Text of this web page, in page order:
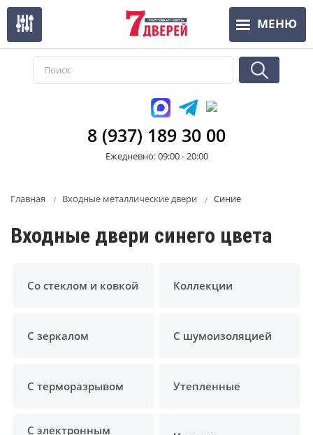
Перейти
основному
содержанию
МЕНЮ
8 (937) 189 30 00
Ежедневно: 09:00 - 20:00
Главная Входные металлические двери Синие
Входные двери синего цвета
Со стеклом и ковкой Коллекции
С зеркалом С шумоизоляцией
С терморазрывом Утепленные
С электронным